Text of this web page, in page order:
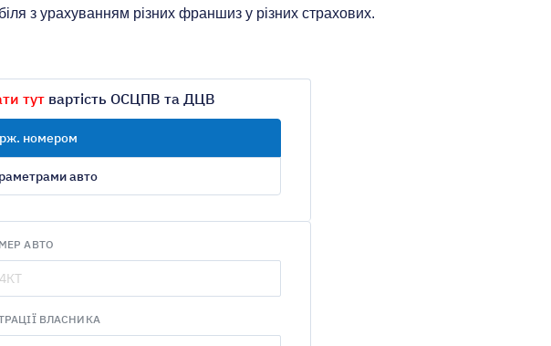
з урахуванням різних франшиз у різних страхових.
тутвартість ОСЦПВ та ДЦВ
номером
авто
АВТО
ВЛАСНИКА